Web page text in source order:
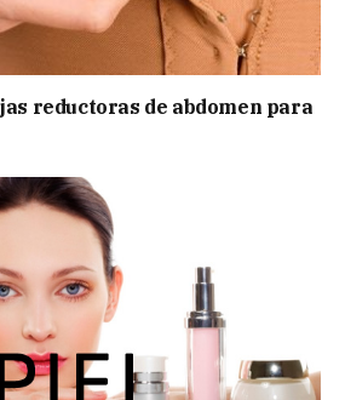
reductoras de abdomen para